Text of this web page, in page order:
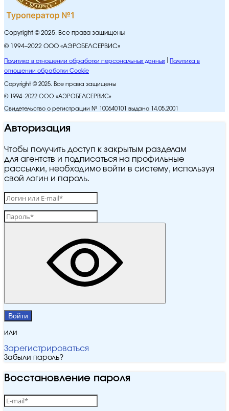
Copyright © 2025. Все права защищены
© 1994–2022 ООО «АЭРОБЕЛСЕРВИС»
Политика в отношении обработки персональных данных
Политика в
отношении обработки Cookie
Copyright © 2025. Все права защищены
© 1994–2022 ООО «АЭРОБЕЛСЕРВИС»
Свидетельство о регистрации № 100640101 выдано 14.05.2001
Авторизация
Чтобы получить доступ к закрытым разделам
для агентств и подписаться на профильные
рассылки, необходимо войти в систему, используя
свой логин и пароль.
Войти
или
Зарегистрироваться
Забыли пароль?
Восстановление пароля